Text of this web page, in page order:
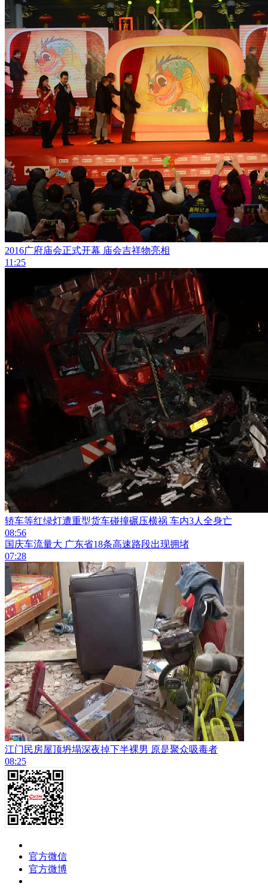
2016广府庙会正式开幕 庙会吉祥物亮相
11:25
轿车等红绿灯遭重型货车碰撞碾压横祸 车内3人全身亡
08:56
国庆车流量大 广东省18条高速路段出现拥堵
07:28
江门民房屋顶坍塌深夜掉下半裸男 原是聚众吸毒者
08:25
官方微信
官方微博